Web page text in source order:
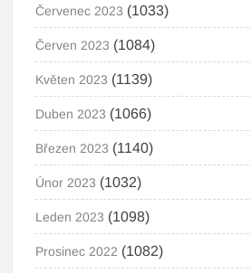
Červenec 2023 (1033)
Červen 2023 (1084)
Květen 2023 (1139)
Duben 2023 (1066)
Březen 2023 (1140)
Únor 2023 (1032)
Leden 2023 (1098)
Prosinec 2022 (1082)